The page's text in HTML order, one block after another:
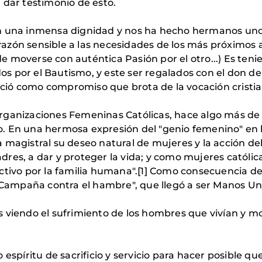
testimonio de esto.
inmensa dignidad y nos ha hecho hermanos
sensible a las necesidades de los más próximos
moverse con auténtica Pasión por el otro...) Es
por el Bautismo, y este ser regalados con el don
como compromiso que brota de la vocación
Femeninas Católicas, hace algo más
En una hermosa expresión del "genio femenino"
su deseo natural de mujeres y la acción
a dar y proteger la vida; y como mujeres
por la familia humana".[1] Como consecuencia
contra el hambre", que llegó a ser Manos
el sufrimiento de los hombres que vivían y
de sacrificio y servicio para hacer posible